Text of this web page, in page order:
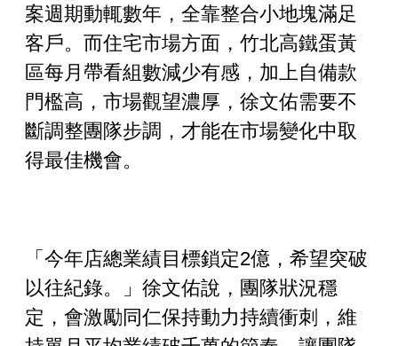
案週期動輒數年，全靠整合小地塊滿足
客戶。而住宅市場方面，竹北高鐵蛋黃
區每月帶看組數減少有感，加上自備款
門檻高，市場觀望濃厚，徐文佑需要不
斷調整團隊步調，才能在市場變化中取
得最佳機會。
「今年店總業績目標鎖定2億，希望突破
以往紀錄。」徐文佑說，團隊狀況穩
定，會激勵同仁保持動力持續衝刺，維